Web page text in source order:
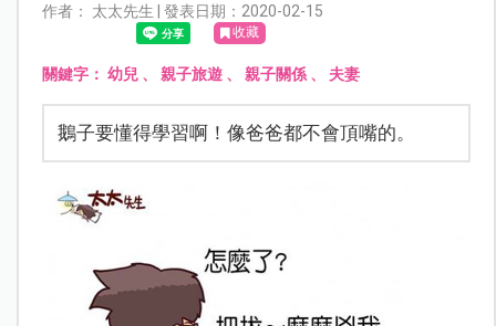
作者： 太太先生 | 發表日期：2020-02-15
收藏
關鍵字： 幼兒、 親子旅遊、 親子關係、 夫妻
鵝子要懂得學習啊！像爸爸都不會頂嘴的。